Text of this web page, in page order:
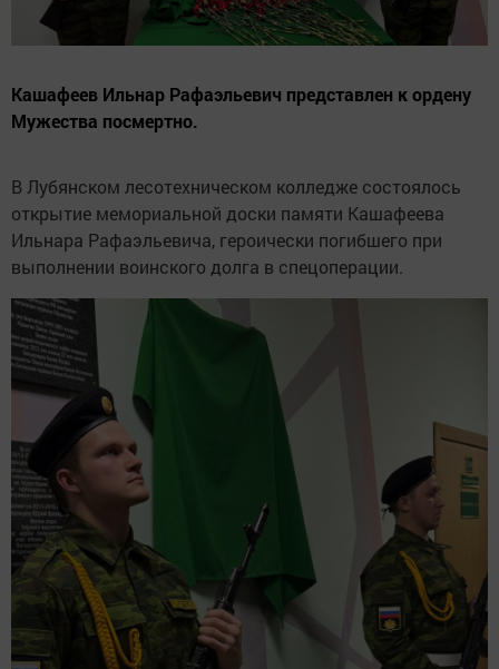
Кашафеев Ильнар Рафаэльевич представлен к ордену
Мужества посмертно.
В Лубянском лесотехническом колледже состоялось
открытие мемориальной доски памяти Кашафеева
Ильнара Рафаэльевича, героически погибшего при
выполнении воинского долга в спецоперации.